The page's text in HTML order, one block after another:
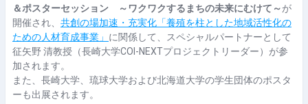
＆ポスターセッション ～ワクワクするまちの未来にむけて～が
開催され、 共創の場加速・充実化「養殖を柱とした地域活性化の
ための人材育成事業」 に関係して、スペシャルパートナーとして
征矢野 清教授（長崎大学COI-NEXTプロジェクトリーダー）が参
加されます。
また、長崎大学、琉球大学および北海道大学の学生団体のポスタ
ーも出展されます。